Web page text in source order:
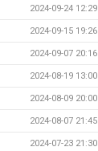
2024-09-24 12:29
2024-09-15 19:26
2024-09-07 20:16
2024-08-19 13:00
2024-08-09 20:00
2024-08-07 21:45
2024-07-23 21:30